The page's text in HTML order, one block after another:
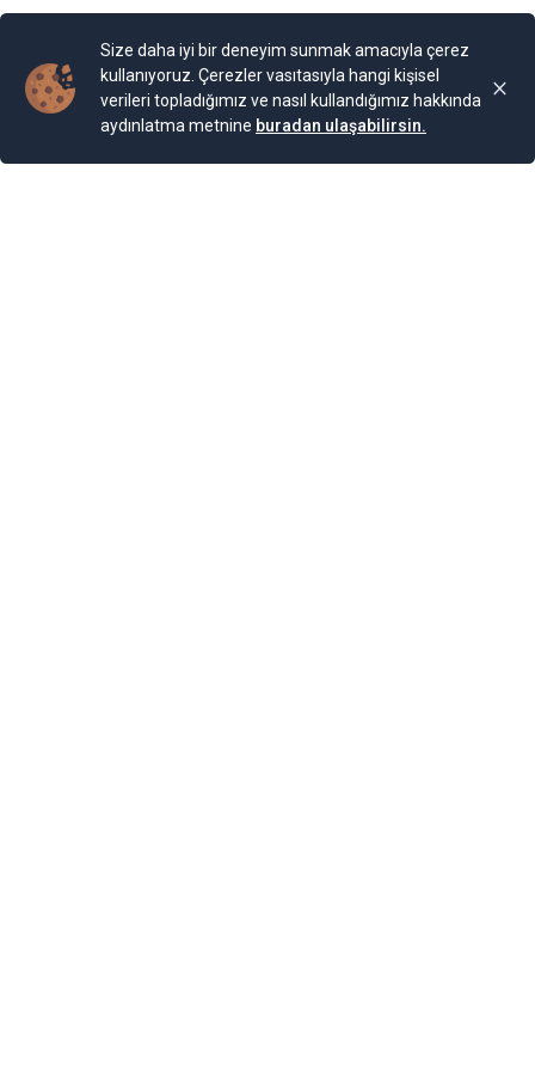
Yenigun
Size daha iyi bir deneyim sunmak amacıyla çerez
kullanıyoruz. Çerezler vasıtasıyla hangi kişisel
verileri topladığımız ve nasıl kullandığımız hakkında
aydınlatma metnine buradan ulaşabilirsin.